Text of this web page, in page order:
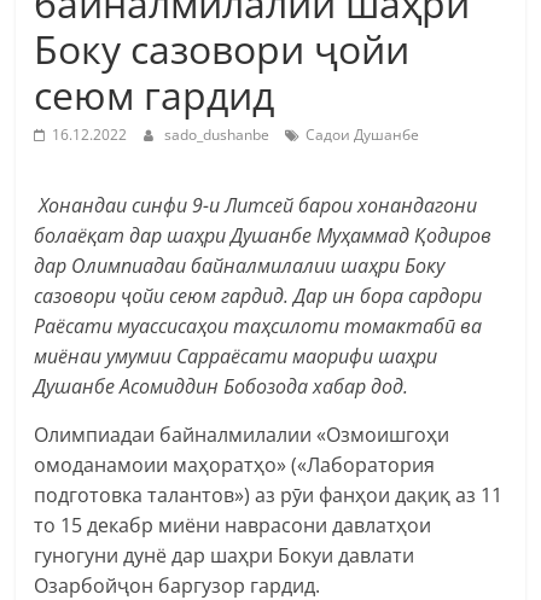
Боку сазовори ҷойи
сеюм гардид
16.12.2022 sado_dushanbe Садои Душанбе
Хонандаи синфи 9-и Литсей барои хонандагони
болаёқат дар шаҳри Душанбе Муҳаммад Қодиров
дар Олимпиадаи байналмилалии шаҳри Боку
сазовори ҷойи сеюм гардид. Дар ин бора сардори
Раёсати муассисаҳои таҳсилоти томактабӣ ва
миёнаи умумии Сарраёсати маорифи шаҳри
Душанбе Асомиддин Бобозода хабар дод.
Олимпиадаи байналмилалии «Озмоишгоҳи
омоданамоии маҳоратҳо» («Лаборатория
подготовка талантов») аз рӯи фанҳои дақиқ аз 11
то 15 декабр миёни наврасони давлатҳои
гуногуни дунё дар шаҳри Бокуи давлати
Озарбойҷон баргузор гардид.